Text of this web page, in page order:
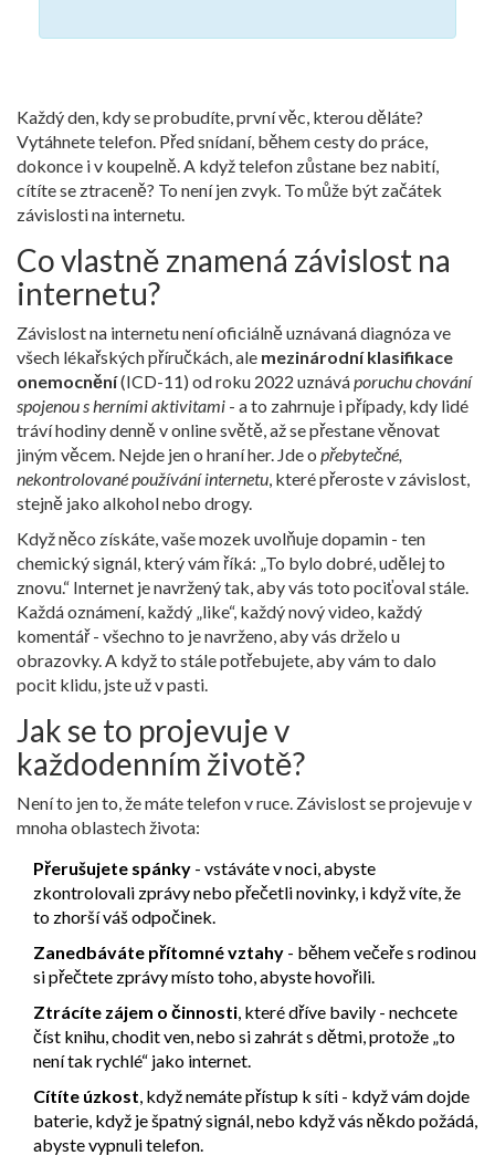
Každý den, kdy se probudíte, první věc, kterou děláte?
Vytáhnete telefon. Před snídaní, během cesty do práce,
dokonce i v koupelně. A když telefon zůstane bez nabití,
cítíte se ztraceně? To není jen zvyk. To může být začátek
závislosti na internetu.
Co vlastně znamená závislost na
internetu?
Závislost na internetu není oficiálně uznávaná diagnóza ve
všech lékařských příručkách, ale mezinárodní klasifikace
onemocnění(ICD-11) od roku 2022 uznáváporuchu chování
spojenou s herními aktivitami - a to zahrnuje i případy, kdy lidé
tráví hodiny denně v online světě, až se přestane věnovat
jiným věcem. Nejde jen o hraní her. Jde o přebytečné,
nekontrolované používání internetu , které přeroste v závislost,
stejně jako alkohol nebo drogy.
Když něco získáte, vaše mozek uvolňuje dopamin - ten
chemický signál, který vám říká: „To bylo dobré, udělej to
znovu.“ Internet je navržený tak, aby vás toto pociťoval stále.
Každá oznámení, každý „like“, každý nový video, každý
komentář - všechno to je navrženo, aby vás drželo u
obrazovky. A když to stále potřebujete, aby vám to dalo
pocit klidu, jste už v pasti.
Jak se to projevuje v
každodenním životě?
Není to jen to, že máte telefon v ruce. Závislost se projevuje v
mnoha oblastech života:
Přerušujete spánky - vstáváte v noci, abyste
zkontrolovali zprávy nebo přečetli novinky, i když víte, že
to zhorší váš odpočinek.
Zanedbáváte přítomné vztahy - během večeře s rodinou
si přečtete zprávy místo toho, abyste hovořili.
Ztrácíte zájem o činnosti , které dříve bavily - nechcete
číst knihu, chodit ven, nebo si zahrát s dětmi, protože „to
není tak rychlé“ jako internet.
Cítíte úzkost , když nemáte přístup k síti - když vám dojde
baterie, když je špatný signál, nebo když vás někdo požádá,
abyste vypnuli telefon.